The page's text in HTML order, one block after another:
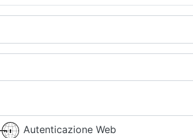
Autenticazione Web